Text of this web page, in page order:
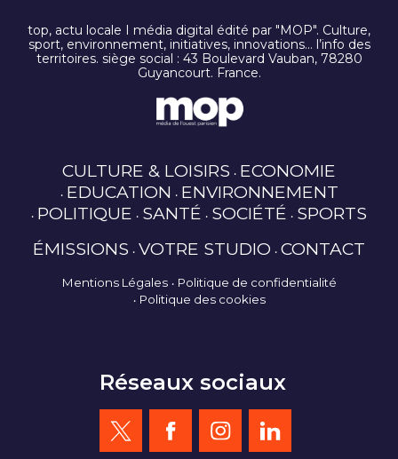
top, actu locale I média digital édité par "MOP". Culture,
sport, environnement, initiatives, innovations… l’info des
territoires. siège social : 43 Boulevard Vauban, 78280
Guyancourt. France.
CULTURE & LOISIRS ECONOMIE
EDUCATION ENVIRONNEMENT
POLITIQUE SANTÉ SOCIÉTÉ SPORTS
ÉMISSIONS VOTRE STUDIO CONTACT
Mentions Légales
Politique de confidentialité
Politique des cookies
Réseaux sociaux